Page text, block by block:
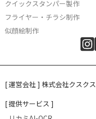
クイックスタンパー製作
フライヤー・チラシ制作
似顔絵制作
[ 運営会社 ] 株式会社クスクス
[ 提供サービス ]